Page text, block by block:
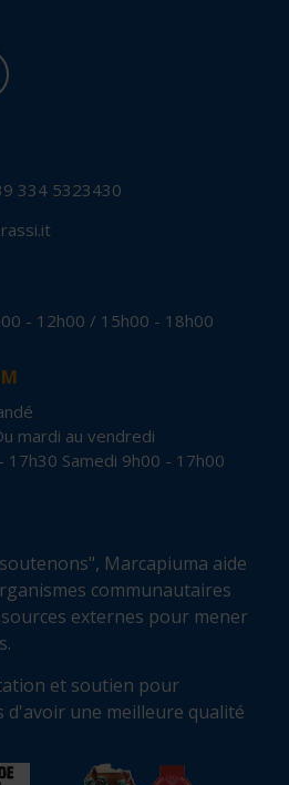
334 5323430
- 12h00 / 15h00 - 18h00
mardi au vendredi
Samedi 9h00 - 17h00
Marcapiuma aide
communautaires
externes pour mener
et soutien pour
d'avoir une meilleure qualité